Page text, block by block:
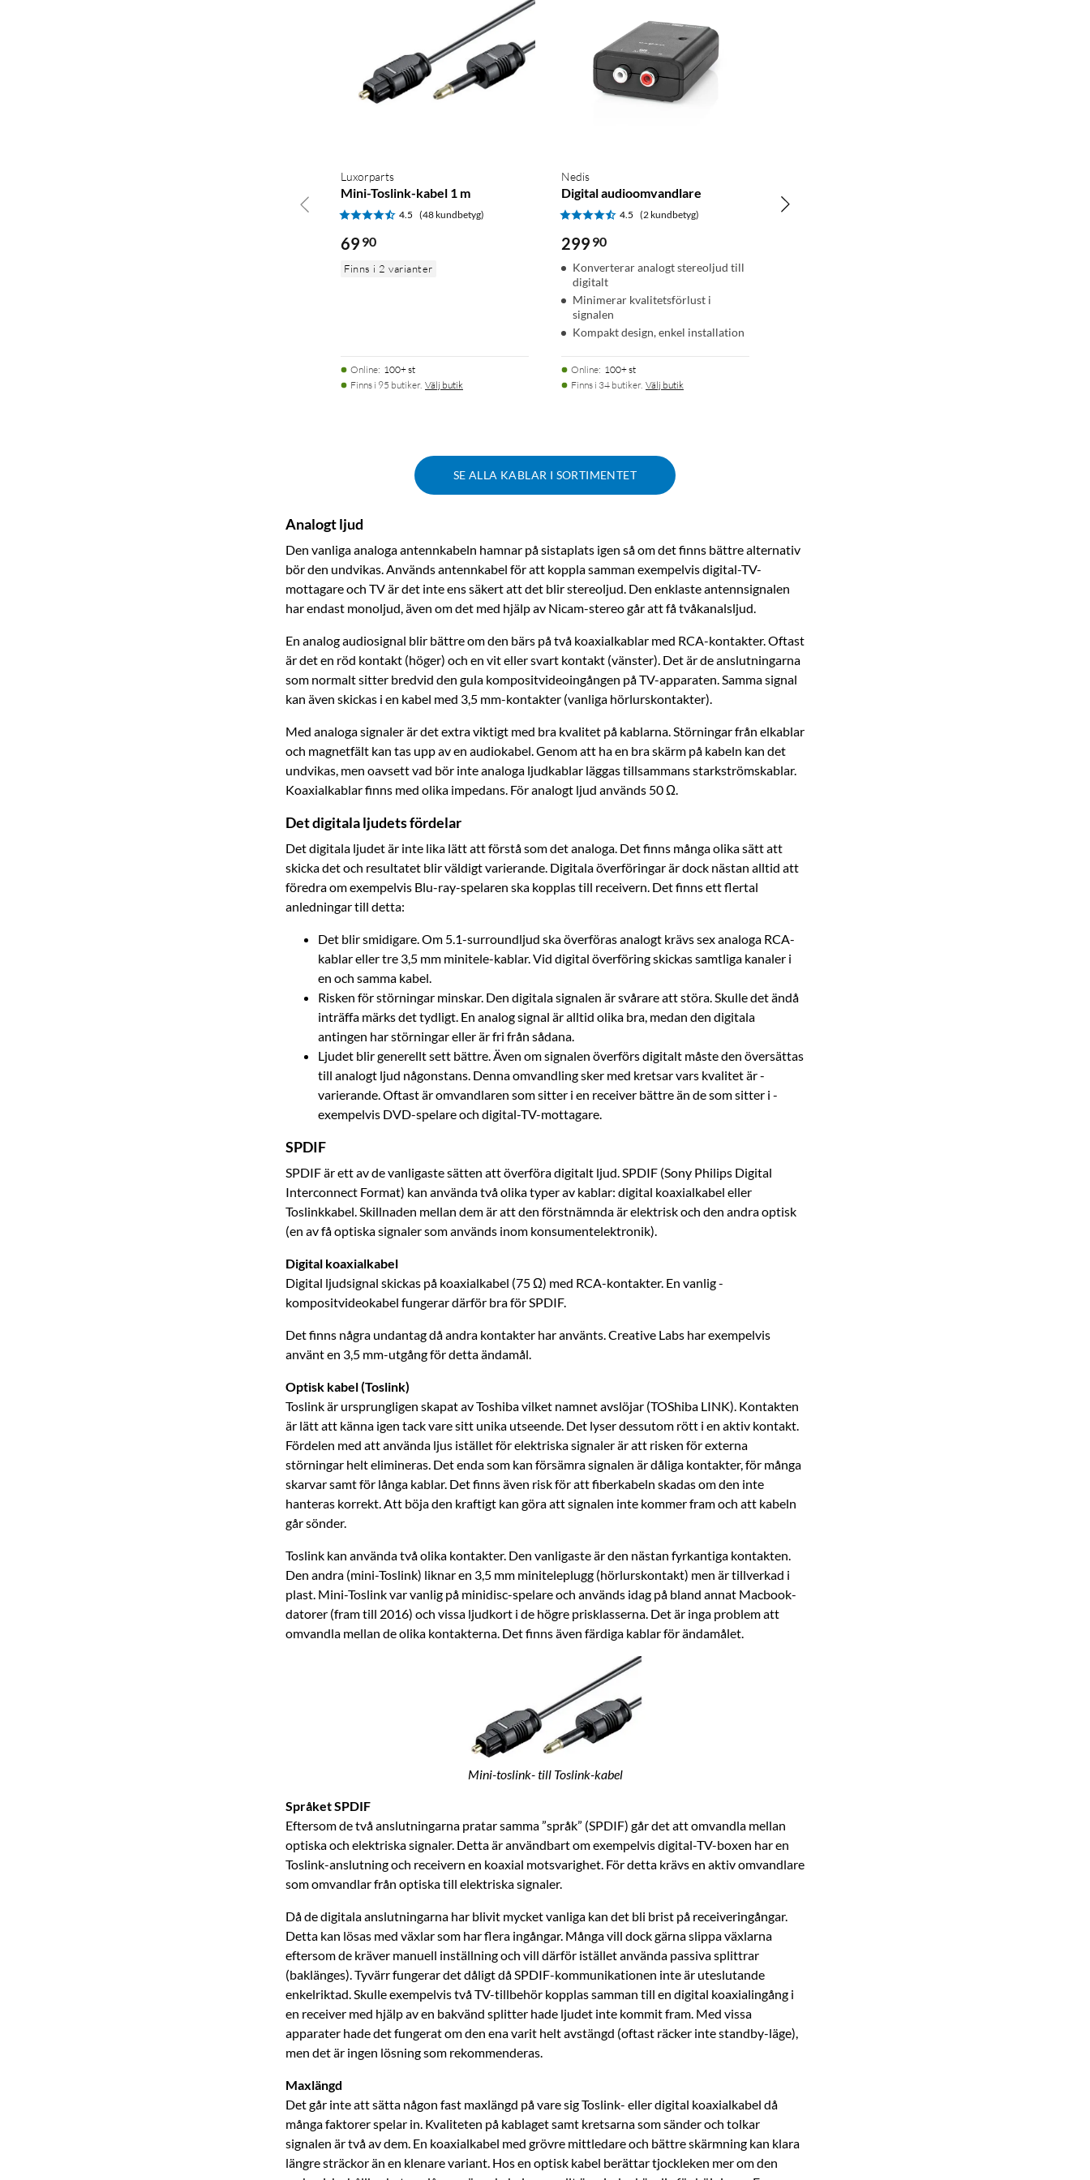
Luxorparts
Mini-Toslink-kabel 1 m
4.5 (48 kundbetyg)
69 90
Finns i 2 varianter
Online: 100+ st
Finns i 95 butiker. Välj butik
Nedis
Digital audioomvandlare
4.5 (2 kundbetyg)
299 90
Konverterar analogt stereoljud till
digitalt
Minimerar kvalitetsförlust i
signalen
Kompakt design, enkel installation
Online: 100+ st
Finns i 34 butiker. Välj butik
SE ALLA KABLAR I SORTIMENTET
Analogt ljud
Den vanliga analoga antennkabeln hamnar på sistaplats igen så om det finns bättre alternativ
bör den undvikas. Används antennkabel för att koppla samman exempelvis digital-TV-
mottagare och TV är det inte ens säkert att det blir stereoljud. Den enklaste antennsignalen
har endast monoljud, även om det med hjälp av Nicam-stereo går att få tvåkanalsljud.
En analog audiosignal blir bättre om den bärs på två koaxialkablar med ­RCA-kontakter. Oftast
är det en röd kontakt (höger) och en vit eller svart kontakt (vänster). Det är de anslutningarna
som normalt sitter bredvid den gula kompositvideoingången på ­TV-apparaten. Samma signal
kan även skickas i en kabel med 3,5 mm-kontakter (­vanliga hörlurskontakter).
Med analoga signaler är det extra viktigt med bra kvalitet på kablarna. ­Störningar från elkablar
och magnetfält kan tas upp av en audiokabel. Genom att ha en bra skärm på ­kabeln kan det
undvikas, men oavsett vad bör inte analoga ljudkablar läggas ­till­sammans starkströmskablar.
Koaxialkablar finns med olika impedans. För analogt ljud används 50 Ω.
Det digitala ljudets fördelar
Det digitala ljudet är inte lika lätt att förstå som det analoga. Det finns många olika sätt att
skicka det och resultatet blir väldigt varierande. Digitala överföringar är dock nästan alltid att
föredra om exempelvis Blu-ray-spelaren ska kopplas till receivern. Det finns ett flertal
anledningar till detta:
Det blir smidigare. Om 5.1-surroundljud ska överföras analogt krävs sex analoga RCA-
kablar eller tre 3,5 mm minitele-kablar. Vid digital överföring skickas samtliga kanaler i
en och samma kabel.
Risken för störningar minskar. Den digitala signalen är svårare att störa. Skulle det ändå
inträffa märks det tydligt. En analog signal är alltid olika bra, medan den digitala
antingen har störningar eller är fri från sådana.
Ljudet blir generellt sett bättre. Även om signalen överförs digitalt måste den ­översättas
till analogt ljud någonstans. Denna omvandling sker med kretsar vars kvalitet är ­
varierande. Oftast är omvandlaren som sitter i en receiver bättre än de som sitter i ­
exempelvis DVD-spelare och digital-TV-mottagare.
SPDIF
SPDIF är ett av de vanligaste sätten att överföra digitalt ljud. SPDIF (Sony Philips Digital
Interconnect Format) kan använda två olika typer av kablar: digital koaxialkabel eller
Toslinkkabel. Skillnaden mellan dem är att den förstnämnda är elektrisk och den andra optisk
(en av få optiska signaler som används inom konsumentelektronik).
Digital koaxialkabel
Digital ljudsignal skickas på koaxialkabel (75 Ω) med RCA-kontakter. En vanlig ­
kompositvideokabel fungerar därför bra för SPDIF.
Det finns några undantag då andra kontakter har använts. Creative Labs har exempelvis
använt en 3,5 mm-utgång för detta ändamål.
Optisk kabel (Toslink)
Toslink är ursprungligen skapat av Toshiba vilket namnet avslöjar (TOShiba LINK). Kontakten
är lätt att känna igen tack vare sitt unika utseende. Det lyser dessutom rött i en aktiv kontakt.
Fördelen med att använda ljus istället för elektriska signaler är att risken för externa
störningar helt elimineras. Det enda som kan försämra signalen är dåliga kontakter, för många
skarvar samt för långa kablar. Det finns även risk för att fiberkabeln skadas om den inte
hanteras korrekt. Att böja den kraftigt kan göra att signalen inte kommer fram och att kabeln
går sönder.
Toslink kan använda två olika kontakter. Den vanligaste är den nästan fyrkantiga kontakten.
Den andra (mini-Toslink) liknar en 3,5 mm miniteleplugg (hörlurskontakt) men är tillverkad i
plast. Mini-Toslink var vanlig på minidisc-spelare och används idag på bland annat Macbook-
datorer (fram till 2016) och vissa ljudkort i de högre prisklasserna. Det är inga problem att
omvandla mellan de olika kontakterna. Det finns även färdiga kablar för ändamålet.
Mini-toslink- till Toslink-kabel
Språket SPDIF
Eftersom de två anslutningarna pratar samma ”språk” (SPDIF) går det att omvandla mellan
optiska och elektriska signaler. Detta är användbart om exempelvis digital-TV-boxen har en
Toslink-anslutning och receivern en koaxial motsvarighet. För detta krävs en aktiv omvandlare
som omvandlar från optiska till elektriska signaler.
Då de digitala anslutningarna har blivit mycket vanliga kan det bli brist på receiver­ingångar.
Detta kan lösas med växlar som har flera ingångar. Många vill dock gärna slippa växlarna
eftersom de kräver manuell inställning och vill därför istället använda passiva splittrar
(baklänges). Tyvärr fungerar det dåligt då SPDIF-kommunikationen inte är uteslutande
enkelriktad. Skulle exempelvis två TV-tillbehör kopplas samman till en digital koaxialingång i
en receiver med hjälp av en bakvänd splitter hade ljudet inte kommit fram. Med vissa
apparater hade det fungerat om den ena varit helt avstängd (oftast räcker inte standby-läge),
men det är ingen lösning som rekommenderas.
Maxlängd
Det går inte att sätta någon fast maxlängd på vare sig Toslink- eller digital koaxialkabel då
många faktorer spelar in. Kvaliteten på kablaget samt kretsarna som sänder och tolkar
signalen är två av dem. En koaxialkabel med grövre mittledare och bättre skärmning kan klara
längre sträckor än en klenare variant. Hos en optisk kabel berättar tjockleken mer om den